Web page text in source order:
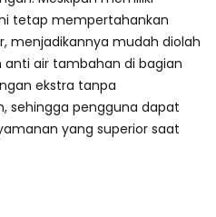
tetap mempertahankan
menjadikannya mudah diolah
anti air tambahan di bagian
ekstra tanpa
sehingga pengguna dapat
yang superior saat